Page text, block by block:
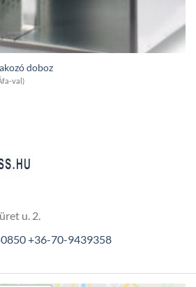
doboz
val)
u. 2.
+36-70-9439358